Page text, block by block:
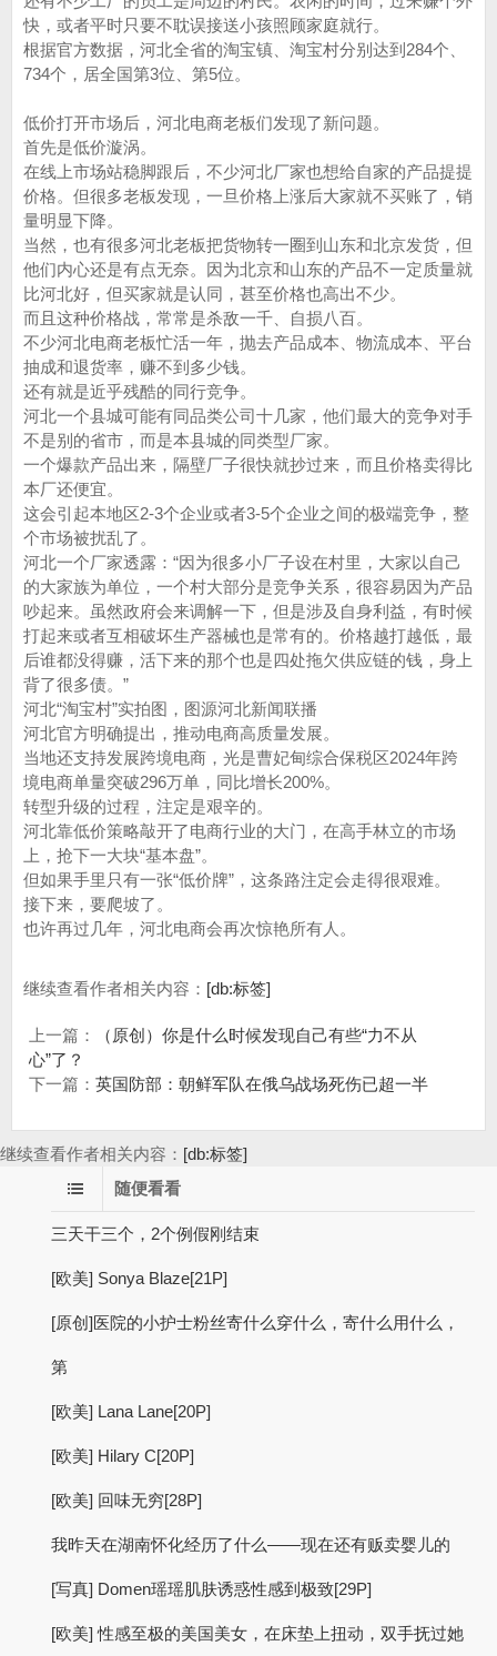
快，或者平时只要不耽误接送小孩照顾家庭就行。
根据官方数据，河北全省的淘宝镇、淘宝村分别达到284个、
734个，居全国第3位、第5位。
低价打开市场后，河北电商老板们发现了新问题。
首先是低价漩涡。
在线上市场站稳脚跟后，不少河北厂家也想给自家的产品提提
价格。但很多老板发现，一旦价格上涨后大家就不买账了，销
量明显下降。
当然，也有很多河北老板把货物转一圈到山东和北京发货，但
他们内心还是有点无奈。因为北京和山东的产品不一定质量就
比河北好，但买家就是认同，甚至价格也高出不少。
而且这种价格战，常常是杀敌一千、自损八百。
不少河北电商老板忙活一年，抛去产品成本、物流成本、平台
抽成和退货率，赚不到多少钱。
还有就是近乎残酷的同行竞争。
河北一个县城可能有同品类公司十几家，他们最大的竞争对手
不是别的省市，而是本县城的同类型厂家。
一个爆款产品出来，隔壁厂子很快就抄过来，而且价格卖得比
本厂还便宜。
这会引起本地区2-3个企业或者3-5个企业之间的极端竞争，整
个市场被扰乱了。
河北一个厂家透露：“因为很多小厂子设在村里，大家以自己
的大家族为单位，一个村大部分是竞争关系，很容易因为产品
吵起来。虽然政府会来调解一下，但是涉及自身利益，有时候
打起来或者互相破坏生产器械也是常有的。价格越打越低，最
后谁都没得赚，活下来的那个也是四处拖欠供应链的钱，身上
背了很多债。”
河北“淘宝村”实拍图，图源河北新闻联播
河北官方明确提出，推动电商高质量发展。
当地还支持发展跨境电商，光是曹妃甸综合保税区2024年跨
境电商单量突破296万单，同比增长200%。
转型升级的过程，注定是艰辛的。
河北靠低价策略敲开了电商行业的大门，在高手林立的市场
上，抢下一大块“基本盘”。
但如果手里只有一张“低价牌”，这条路注定会走得很艰难。
接下来，要爬坡了。
也许再过几年，河北电商会再次惊艳所有人。
继续查看作者相关内容： [db:标签]
上一篇：
（原创）你是什么时候发现自己有些“力不从
心”了？
下一篇： 英国防部：朝鲜军队在俄乌战场死伤已超一半
继续查看作者相关内容： [db:标签]
随便看看
三天干三个，2个例假刚结束
[欧美] Sonya Blaze[21P]
[原创]医院的小护士粉丝寄什么穿什么，寄什么用什么，
第
[欧美] Lana Lane[20P]
[欧美] Hilary C[20P]
[欧美] 回味无穷[28P]
我昨天在湖南怀化经历了什么——现在还有贩卖婴儿的
[写真] Domen瑶瑶肌肤诱惑性感到极致[29P]
[欧美] 性感至极的美国美女，在床垫上扭动，双手抚过她